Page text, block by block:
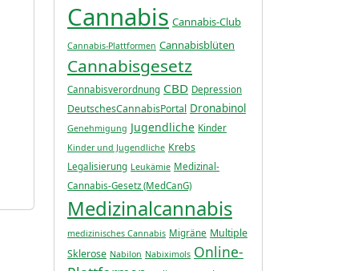
Cannabis Cannabis-Club
Cannabis-Plattformen Cannabisblüten
Cannabisgesetz
Cannabisverordnung CBD Depression
DeutschesCannabisPortal Dronabinol
Genehmigung Jugendliche Kinder
Kinder und Jugendliche Krebs
Legalisierung Leukämie Medizinal-
Cannabis-Gesetz (MedCanG)
Medizinalcannabis
medizinisches Cannabis Migräne Multiple
Sklerose Nabilon Nabiximols Online-